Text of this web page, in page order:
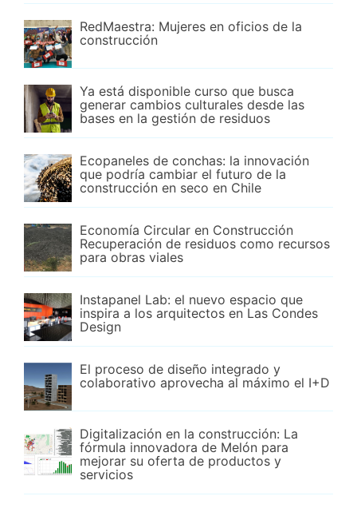
RedMaestra: Mujeres en oficios de la
construcción
Ya está disponible curso que busca
generar cambios culturales desde las
bases en la gestión de residuos
Ecopaneles de conchas: la innovación
que podría cambiar el futuro de la
construcción en seco en Chile
Economía Circular en Construcción
Recuperación de residuos como recursos
para obras viales
Instapanel Lab: el nuevo espacio que
inspira a los arquitectos en Las Condes
Design
El proceso de diseño integrado y
colaborativo aprovecha al máximo el I+D
Digitalización en la construcción: La
fórmula innovadora de Melón para
mejorar su oferta de productos y
servicios